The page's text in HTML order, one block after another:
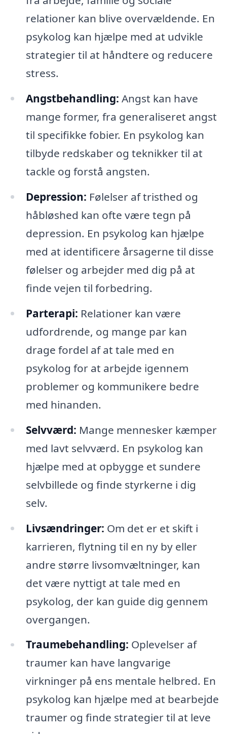
relationer kan blive overvældende. En
psykolog kan hjælpe med at udvikle
strategier til at håndtere og reducere
stress.
Angstbehandling: Angst kan have
mange former, fra generaliseret angst
til specifikke fobier. En psykolog kan
tilbyde redskaber og teknikker til at
tackle og forstå angsten.
Depression: Følelser af tristhed og
håbløshed kan ofte være tegn på
depression. En psykolog kan hjælpe
med at identificere årsagerne til disse
følelser og arbejder med dig på at
finde vejen til forbedring.
Parterapi: Relationer kan være
udfordrende, og mange par kan
drage fordel af at tale med en
psykolog for at arbejde igennem
problemer og kommunikere bedre
med hinanden.
Selvværd: Mange mennesker kæmper
med lavt selvværd. En psykolog kan
hjælpe med at opbygge et sundere
selvbillede og finde styrkerne i dig
selv.
Livsændringer: Om det er et skift i
karrieren, flytning til en ny by eller
andre større livsomvæltninger, kan
det være nyttigt at tale med en
psykolog, der kan guide dig gennem
overgangen.
Traumebehandling: Oplevelser af
traumer kan have langvarige
virkninger på ens mentale helbred. En
psykolog kan hjælpe med at bearbejde
traumer og finde strategier til at leve